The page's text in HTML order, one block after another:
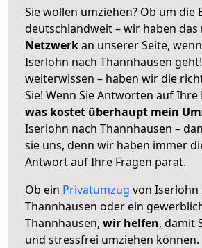
Sie wollen umziehen? Ob um die
deutschlandweit – wir haben das
Netzwerkan unserer Seite,
Iserlohn nach Thannhausen
weiterwissen – haben wir die
Sie! Wenn Sie Antworten auf Ihre
was kostet überhaupt mein
Iserlohn nach Thannhausen –
sie uns, denn wir haben immer
Antwort auf Ihre Fragen parat.
Ob ein Privatumzug von Iserlohn
Thannhausen oder ein
Thannhausen, wir helfen, damit
und stressfrei umziehen können.